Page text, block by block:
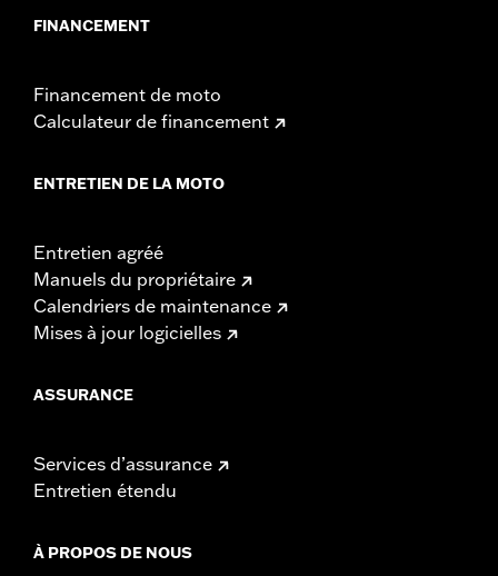
FINANCEMENT
Financement de moto
Calculateur de financement
ENTRETIEN DE LA MOTO
Entretien agréé
Manuels du propriétaire
Calendriers de maintenance
Mises à jour logicielles
ASSURANCE
Services d’assurance
Entretien étendu
À PROPOS DE NOUS